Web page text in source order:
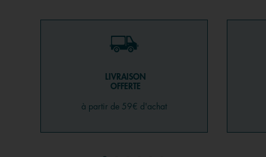
LIVRAISON
OFFERTE
à partir de 59€ d'achat